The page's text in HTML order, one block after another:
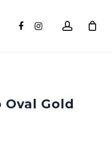
facebook
instagramaccount
Close
Cart
Gold